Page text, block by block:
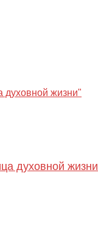
духовной